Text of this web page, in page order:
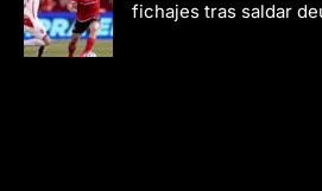
fichajes tras saldar